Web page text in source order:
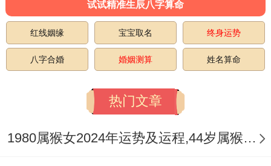
4 个:生肖蛇 2025年值太岁、生肖猴 2025年
刑太岁同破太岁、生肖猪 2025年冲太岁、
生肖虎 2025年害太岁、2025年太岁方位在
东南方位,2025年岁破方在西北方位。
对于 1993年属鸡女来说在2025年也有机会
试试精准生辰八字算命
红线姻缘 宝宝取名 终身运势
八字合婚 婚姻测算 姓名算命
热门文章
1980属猴女2024年运势及运程,44岁属猴人2024全年每月运势女性如何